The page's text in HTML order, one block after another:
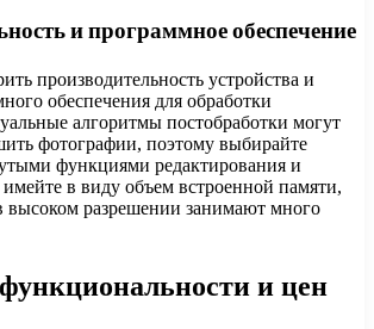
и программное обеспечение
производительность устройства и
обеспечения для обработки
алгоритмы постобработки могут
фотографии, поэтому выбирайте
функциями редактирования и
в виду объем встроенной памяти,
высоком разрешении занимают много
и цен